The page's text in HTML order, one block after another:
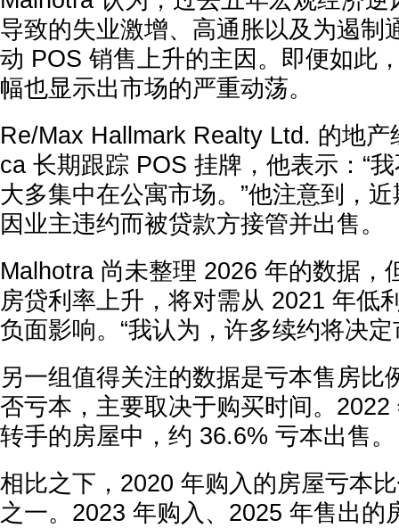
导致的失业激增、高通胀以及为遏
动 POS 销售上升的主因。即便如此
幅也显示出市场的严重动荡。
Re/Max Hallmark Realty Ltd. 的地
ca 长期跟踪 POS 挂牌，他表示：“
大多集中在公寓市场。”他注意到，
因业主违约而被贷款方接管并出售。
Malhotra 尚未整理 2026 年的数据，
房贷利率上升，将对需从 2021 年低
负面影响。“我认为，许多续约将决
另一组值得关注的数据是亏本售房比
否亏本，主要取决于购买时间。
转手的房屋中，约 36.6% 亏本出售。
相比之下，2020 年购入的房屋亏本
之一。2023 年购入、2025 年售出的